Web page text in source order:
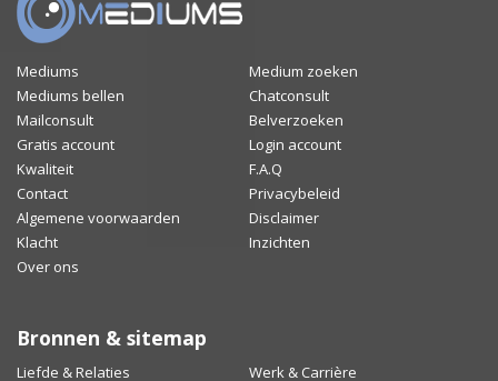
Mediums
Medium zoeken
Mediums bellen
Chatconsult
Mailconsult
Belverzoeken
Gratis account
Login account
Kwaliteit
F.A.Q
Contact
Privacybeleid
Algemene voorwaarden
Disclaimer
Klacht
Inzichten
Over ons
Bronnen & sitemap
Liefde & Relaties Werk & Carrière